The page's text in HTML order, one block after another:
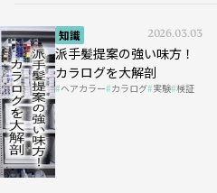
知識 2026.03.03
派手髪提案の強い味方！
カラログを大解剖
ヘアカラー カラログ 実験 検証